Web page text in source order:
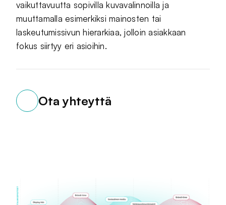
vaikuttavuutta sopivilla kuvavalinnoilla ja
muuttamalla esimerkiksi mainosten tai
laskeutumissivun hierarkiaa, jolloin asiakkaan
fokus siirtyy eri asioihin.
Ota yhteyttä